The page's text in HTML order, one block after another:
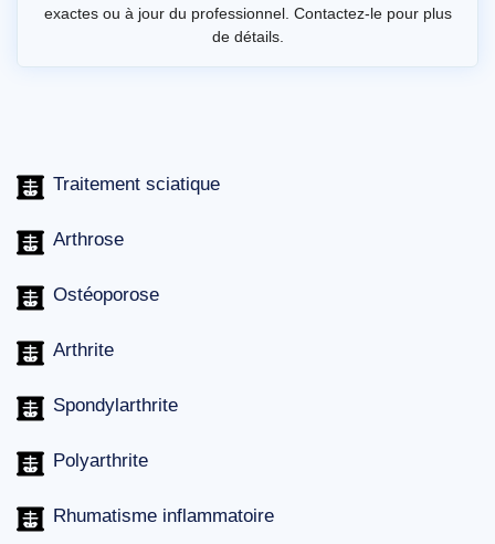
exactes ou à jour du professionnel. Contactez-le pour plus
de détails.
Traitement sciatique
Arthrose
Ostéoporose
Arthrite
Spondylarthrite
Polyarthrite
Rhumatisme inflammatoire